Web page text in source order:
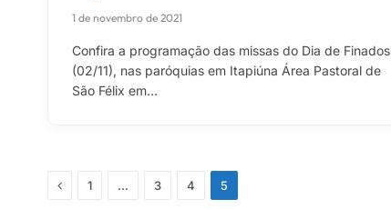
1 de novembro de 2021
Confira a programação das missas do Dia de Finados
(02/11), nas paróquias em Itapiúna Área Pastoral de
São Félix em…
Previous
1 … 3 4 5